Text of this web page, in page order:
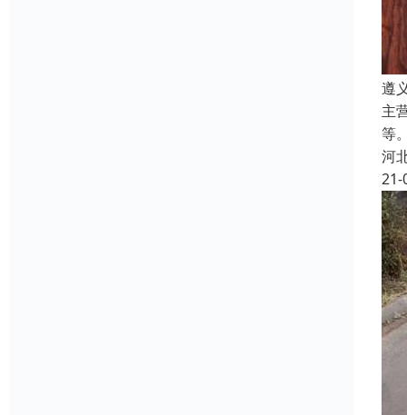
遵
主
等
河
21-